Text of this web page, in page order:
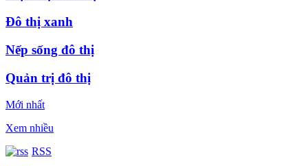
Đô thị xanh
Nếp sống đô thị
Quản trị đô thị
Mới nhất
Xem nhiều
RSS